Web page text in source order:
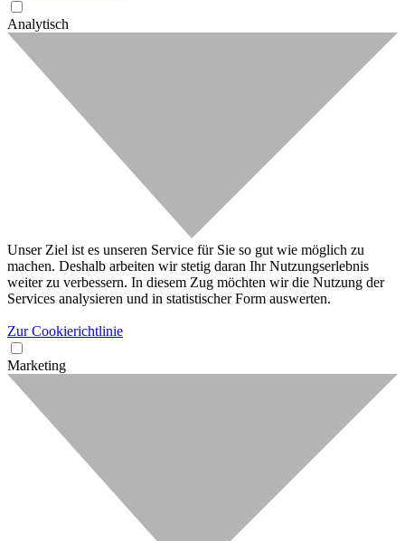
Analytisch
Unser Ziel ist es unseren Service für Sie so gut wie möglich zu
machen. Deshalb arbeiten wir stetig daran Ihr Nutzungserlebnis
weiter zu verbessern. In diesem Zug möchten wir die Nutzung der
Services analysieren und in statistischer Form auswerten.
Zur Cookierichtlinie
Marketing